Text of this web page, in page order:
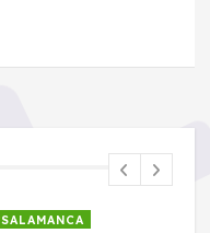
SALAMANCA